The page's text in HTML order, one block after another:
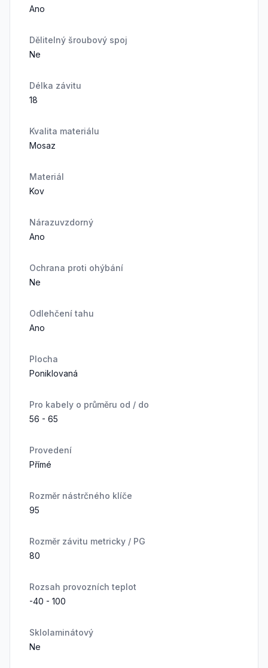
Ano
Dělitelný šroubový spoj
Ne
Délka závitu
18
Kvalita materiálu
Mosaz
Materiál
Kov
Nárazuvzdorný
Ano
Ochrana proti ohýbání
Ne
Odlehčení tahu
Ano
Plocha
Poniklovaná
Pro kabely o průměru od / do
56 - 65
Provedení
Přímé
Rozměr nástrčného klíče
95
Rozměr závitu metricky / PG
80
Rozsah provozních teplot
-40 - 100
Sklolaminátový
Ne